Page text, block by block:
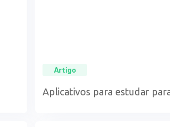
Artigo
Aplicativos para estudar